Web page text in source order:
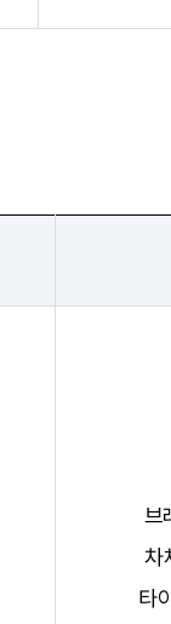
브
차
타